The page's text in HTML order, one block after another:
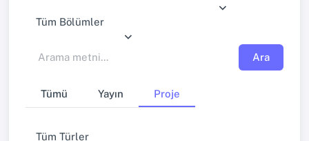
Tüm Bölümler
Ara
Tümü Yayın Proje
Tüm Türler